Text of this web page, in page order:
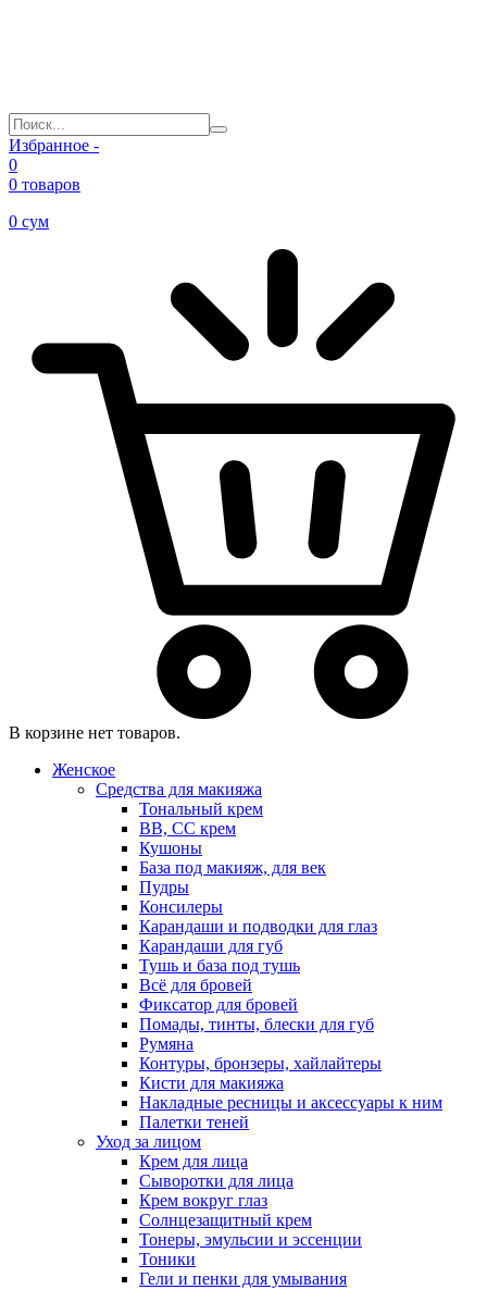
Избранное -
0
0 товаров
0 сум
В корзине нет товаров.
Женское
Средства для макияжа
Тональный крем
BB, CC крем
Кушоны
База под макияж, для век
Пудры
Консилеры
Карандаши и подводки для глаз
Карандаши для губ
Тушь и база под тушь
Всё для бровей
Фиксатор для бровей
Помады, тинты, блески для губ
Румяна
Контуры, бронзеры, хайлайтеры
Кисти для макияжа
Накладные ресницы и аксессуары к ним
Палетки теней
Уход за лицом
Крем для лица
Сыворотки для лица
Крем вокруг глаз
Солнцезащитный крем
Тонеры, эмульсии и эссенции
Тоники
Гели и пенки для умывания